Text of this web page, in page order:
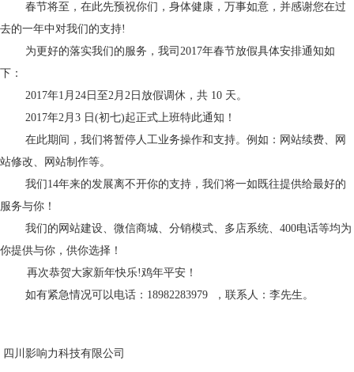
春节将至，在此先预祝你们，身体健康，万事如意，并感谢您在过
去的一年中对我们的支持!
为更好的落实我们的服务，我司2017年春节放假具体安排通知如
下：
2017年1月24日至2月2日放假调休，共 10 天。
2017年2月3 日(初七)起正式上班特此通知！
在此期间，我们将暂停人工业务操作和支持。例如：网站续费、网
站修改、网站制作等。
我们14年来的发展离不开你的支持，我们将一如既往提供给最好的
服务与你！
我们的网站建设、微信商城、分销模式、多店系统、400电话等均为
你提供与你，供你选择！
再次恭贺大家新年快乐!鸡年平安！
如有紧急情况可以电话：18982283979 ，联系人：李先生。
四川影响力科技有限公司